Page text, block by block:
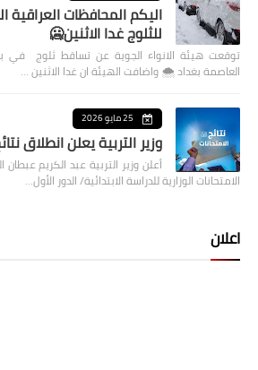
اليكم المحافظات
للثلوج غدا الاثنين🥶
توقعت هيئة الانواء الجوية عن تساقط ثلوج
العاصمة بغداد ⁦🌨️⁩ واضافت الهيئة ان غدا الاثنين …
25 مايو 2026
وزير التربية يعلن انطلاق
أعلن وزير التربية عبد الكريم عبطان
الامتحانات الوزارية للدراسة الابتدائية/ الدور الأول…
اعلان